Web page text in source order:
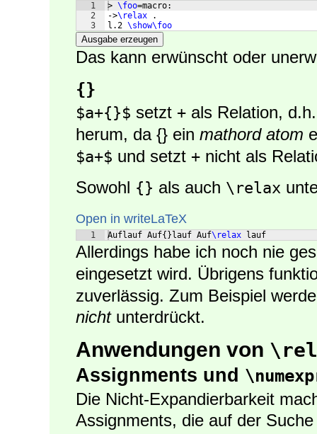
1
2
3
> \foo=macro:
->\relax .
l.2 \show\foo
Ausgabe erzeugen
Das kann erwünscht oder
{}
$a+{}$ setzt + als Relation,
herum, da {} ein mathord atom
$a+$ und setzt + nicht als
Sowohl {} als auch \relax
Open in writeLaTeX
1 Auflauf Auf{ } lauf Auf\relax lauf
Allerdings habe ich noch nie
eingesetzt wird. Übrigens
zuverlässig. Zum Beispiel
nichtunterdrückt.
Anwendungen von
Assignments und
Die Nicht-Expandierbarkeit
Assignments, die auf der